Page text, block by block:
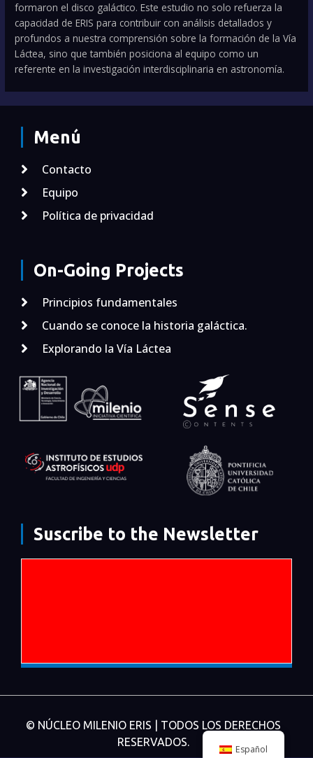
formaron el disco galáctico. Este estudio no solo refuerza la
capacidad de ERIS para contribuir con análisis detallados y
profundos a nuestra comprensión sobre la formación de la Vía
Láctea, sino que también posiciona al equipo como un
referente en la investigación interdisciplinaria en astronomía.
Menú
Contacto
Equipo
Política de privacidad
On-Going Projects
Principios fundamentales
Cuando se conoce la historia galáctica.
Explorando la Vía Láctea
Suscribe to the Newsletter
© NÚCLEO MILENIO ERIS | TODOS LOS DERECHOS
RESERVADOS.
Español